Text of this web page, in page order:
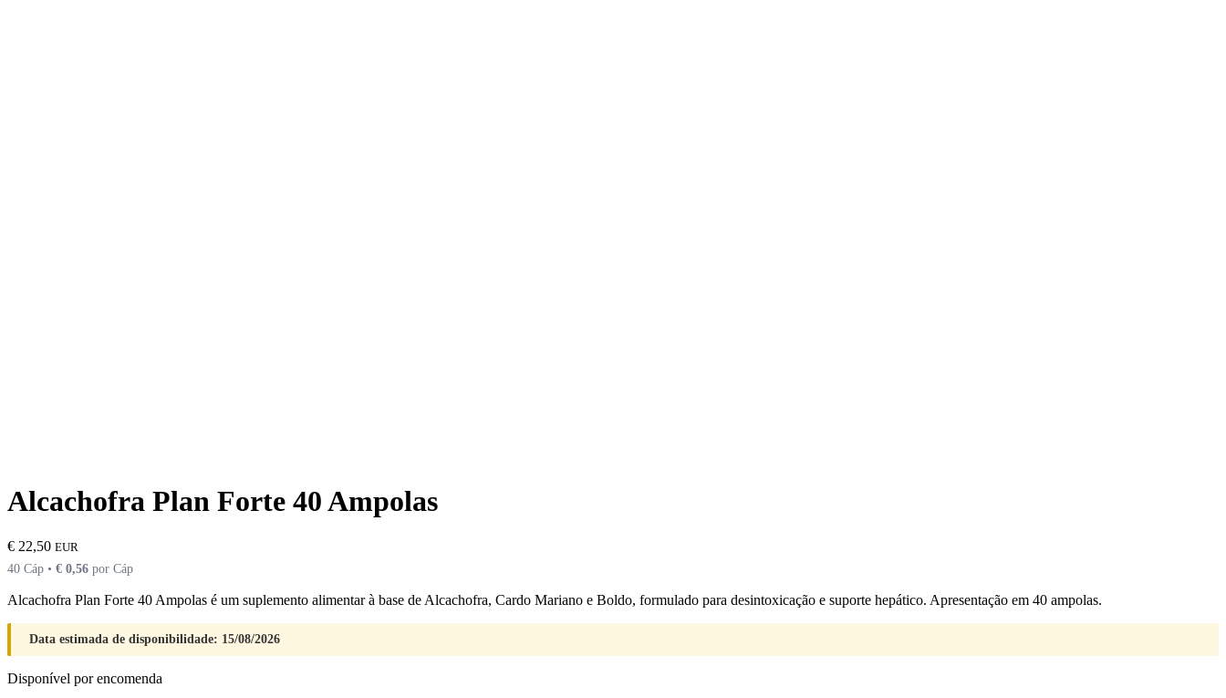
Alcachofra Plan Forte 40 Ampolas
€ 22,50 EUR
40 Cáp • € 0,56 por Cáp
Alcachofra Plan Forte 40 Ampolas é um suplemento alimentar à base de Alcachofra, Cardo Mariano e Boldo, formulado para desintoxicação e suporte hepático. Apresentação em 40 ampolas.
Data estimada de disponibilidade: 15/08/2026
Disponível por encomenda